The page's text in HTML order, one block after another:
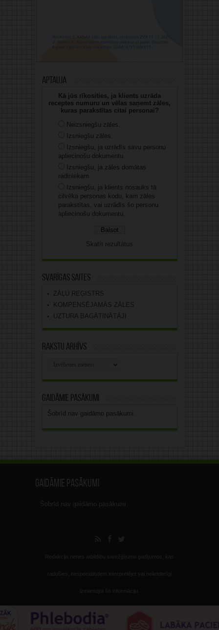
Aptauja
Kā jūs rīkosities, ja klients uzrāda
receptes numuru un vēlas saņemt zāles,
kuras parakstītas citai personai?
Neizsniegšu zāles.
Izsniegšu zāles.
Izsniegšu, ja uzrādīs savu personu
apliecinošu dokumentu.
Izsniegšu, ja zāles domātas
radiniekam.
Izsniegšu, ja klients nosauks tā
cilvēka personas kodu, kam zāles
parakstītas, vai uzrādīs šo personu
apliecinošu dokumentu.
Skatīt rezultātus
Svarīgas saites
ZĀĻU REĢISTRS
KOMPENSĒJAMĀS ZĀLES
UZTURA BAGĀTINĀTĀJI
Rakstu arhīvs
Gaidāmie pasākumi
Šobrīd nav gaidāmo pasākumi.
Gaidāmie pasākumi
Šobrīd nav gaidāmo pasākumi.
Redakcija nenes atbildību sarežģījumu gadījumos, kas